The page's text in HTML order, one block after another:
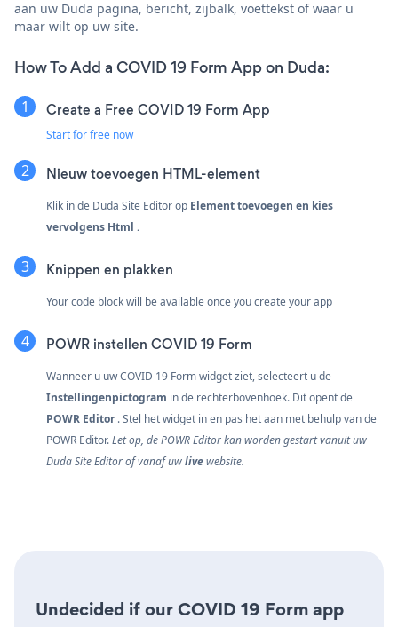
aan uw Duda pagina, bericht, zijbalk, voettekst of waar u
maar wilt op uw site.
How To Add a COVID 19 Form App on Duda:
Create a Free COVID 19 Form App
Start for free now
Nieuw toevoegen HTML-element
Klik in de Duda Site Editor op Element toevoegen en kies
vervolgens Html .
Knippen en plakken
Your code block will be available once you create your app
POWR instellen COVID 19 Form
Wanneer u uw COVID 19 Form widget ziet, selecteert u de
Instellingenpictogram in de rechterbovenhoek. Dit opent de
POWR Editor. Stel het widget in en pas het aan met behulp van de
POWR Editor.Let op, de POWR Editor kan worden gestart vanuit uw
Duda Site Editor of vanaf uwlivewebsite.
Undecided if our COVID 19 Form app